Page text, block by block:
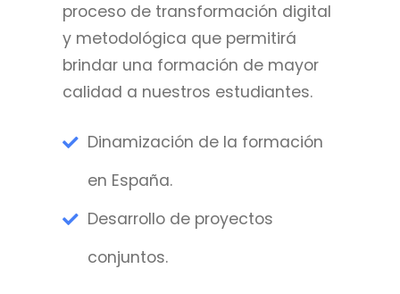
proceso de transformación digital
y metodológica que permitirá
brindar una formación de mayor
calidad a nuestros estudiantes.
Dinamización de la formación
en España.
Desarrollo de proyectos
conjuntos.